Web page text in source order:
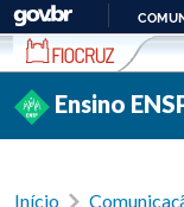
Ir para conteúdo
Ensino
Início